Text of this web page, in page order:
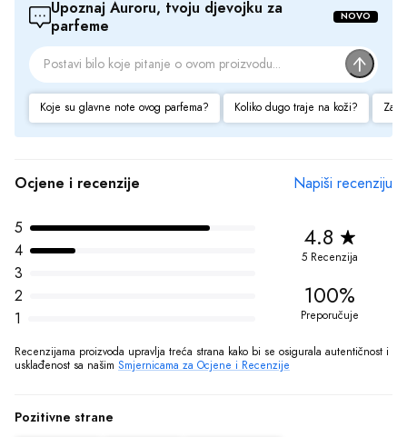
Prodaja Parfema maksimalno koristi sve svoje resurse da Vam svi artikli na
ovom sajtu budu prikazani sa ispravnim nazivima specifikacija,
fotografijama i cijenama. Ipak, ne možemo garantovati da su sve
navedene informacije i fotografije artikala na ovom sajtu u potpunosti
ispravne.
Upoznaj Auroru, tvoju djevojku za
parfeme
NOVO
Koje su glavne note ovog parfema? Koliko dugo traje na koži? Za
Ocjene i recenzije Napiši recenziju
5
4
3
2
1
4.8
5 Recenzija
100%
Preporučuje
Recenzijama proizvoda upravlja treća strana kako bi se osigurala autentičnost i
usklađenost sa našim Smjernicama za Ocjene i Recenzije
Pozitivne strane